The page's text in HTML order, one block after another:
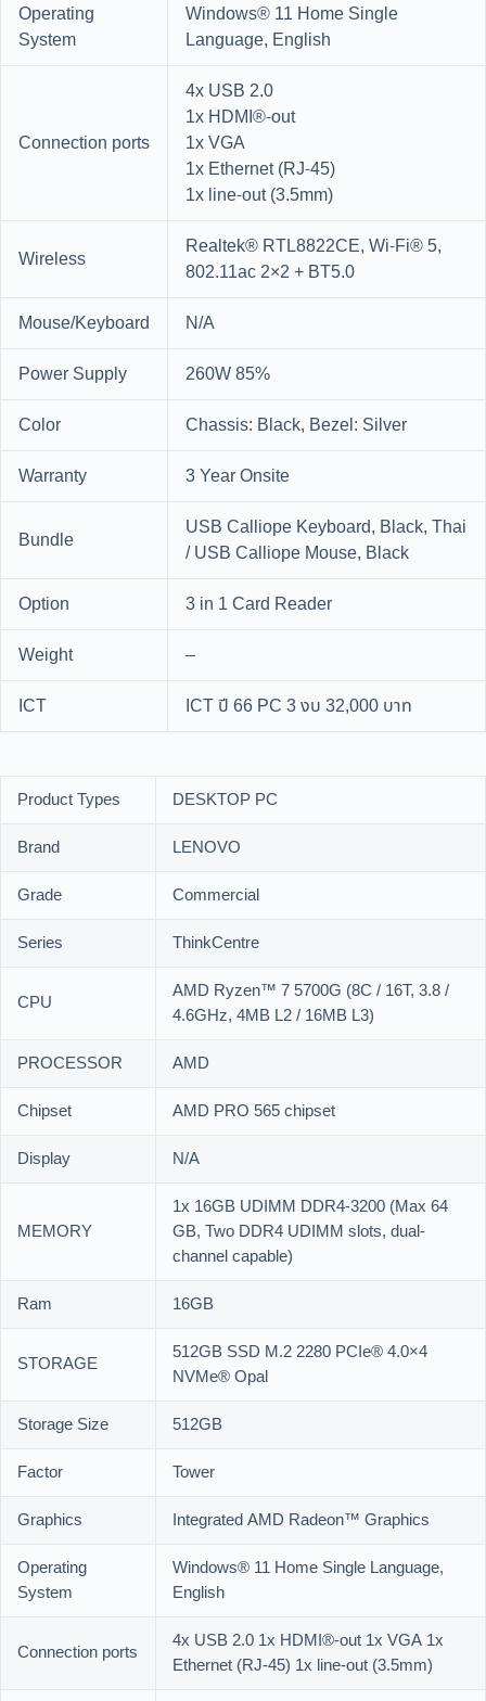
Operating
System
Windows® 11 Home Single
Language, English
Connection ports
4x USB 2.0
1x HDMI®-out
1x VGA
1x Ethernet (RJ-45)
1x line-out (3.5mm)
Wireless
Realtek® RTL8822CE, Wi-Fi® 5,
802.11ac 2×2 + BT5.0
Mouse/Keyboard
N/A
Power Supply
260W 85%
Color
Chassis: Black, Bezel: Silver
Warranty
3 Year Onsite
Bundle
USB Calliope Keyboard, Black, Thai
/ USB Calliope Mouse, Black
Option
3 in 1 Card Reader
Weight
–
ICT
ICT ปี 66 PC 3 งบ 32,000 บาท
Product Types
DESKTOP PC
Brand
LENOVO
Grade
Commercial
Series
ThinkCentre
CPU
AMD Ryzen™ 7 5700G (8C / 16T, 3.8 /
4.6GHz, 4MB L2 / 16MB L3)
PROCESSOR
AMD
Chipset
AMD PRO 565 chipset
Display
N/A
MEMORY
1x 16GB UDIMM DDR4-3200 (Max 64
GB, Two DDR4 UDIMM slots, dual-
channel capable)
Ram
16GB
STORAGE
512GB SSD M.2 2280 PCIe® 4.0×4
NVMe® Opal
Storage Size
512GB
Factor
Tower
Graphics
Integrated AMD Radeon™ Graphics
Operating
System
Windows® 11 Home Single Language,
English
Connection ports
4x USB 2.0 1x HDMI®-out 1x VGA 1x
Ethernet (RJ-45) 1x line-out (3.5mm)